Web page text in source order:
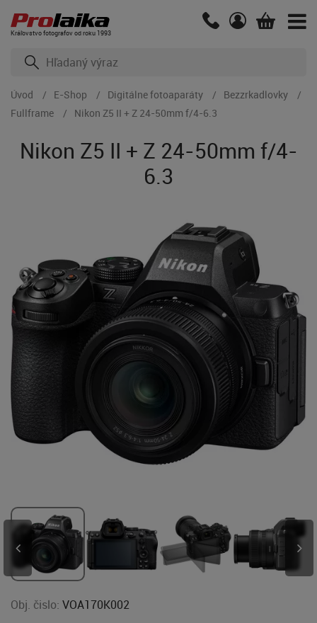
Kráľovstvo fotografov od roku 1993
Úvod E-Shop Digitálne fotoaparáty
Bezzrkadlovky
Fullframe
Nikon Z5 II + Z 24-50mm f/4-6.3
Nikon Z5 II + Z 24-50mm f/4-
6.3
Obj. čislo: VOA170K002